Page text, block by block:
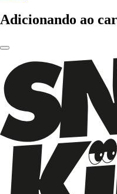
Adicionando ao